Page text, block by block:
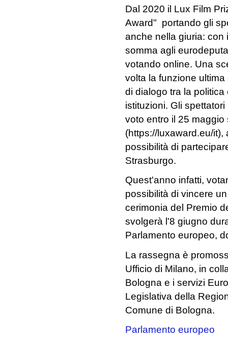
Dal 2020 il Lux Film
Award" portando gli
anche nella giuria: con
somma agli
votando online. Una
volta la funzione
di dialogo tra la
istituzioni. Gli
voto entro il 25
(https://luxaward.eu/
possibilità di
Strasburgo.
Quest'anno infatti,
possibilità di vincere
cerimonia del Premio
svolgerà l'8 giugno
Parlamento europeo,
La rassegna è
Ufficio di Milano, in
Bologna e i servizi
Legislativa della
Comune di Bologna.
Parlamento europeo